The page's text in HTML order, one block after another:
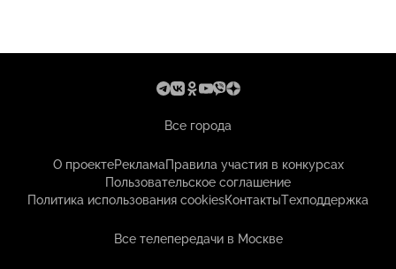
Все города
О проектеРекламаПравила участия в конкурсах
Пользовательское соглашение
Политика использования cookiesКонтактыТехподдержка
Все телепередачи в Москве